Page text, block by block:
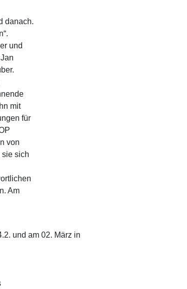
danach.
und
mit
für
von
sie sich
Am
und am 02. März in